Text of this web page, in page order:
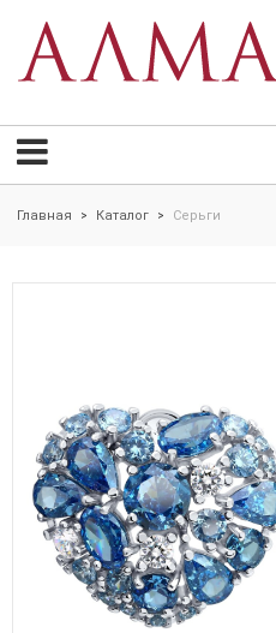
Главная > Каталог > Серьги